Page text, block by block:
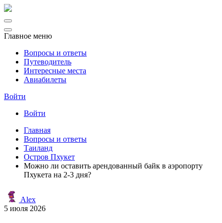
Главное меню
Вопросы и ответы
Путеводитель
Интересные места
Авиабилеты
Войти
Войти
Главная
Вопросы и ответы
Таиланд
Остров Пхукет
Можно ли оставить арендованный байк в аэропорту
Пхукета на 2-3 дня?
Alex
5 июля 2026